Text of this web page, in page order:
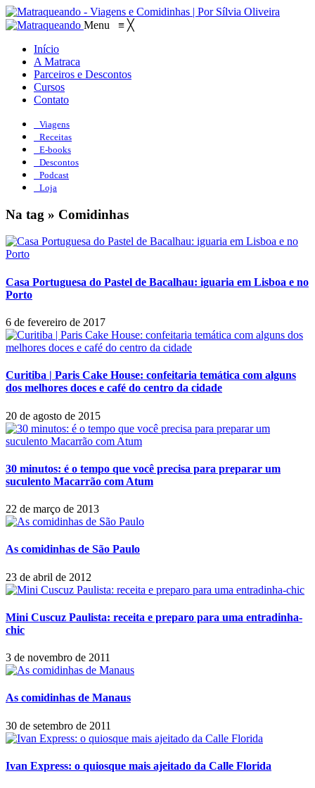
Menu ≡ ╳
Início
A Matraca
Parceiros e Descontos
Cursos
Contato
Viagens
Receitas
E-books
Descontos
Podcast
Loja
Na tag » Comidinhas
Casa Portuguesa do Pastel de Bacalhau: iguaria em Lisboa e no
Porto
6 de fevereiro de 2017
Curitiba | Paris Cake House: confeitaria temática com alguns
dos melhores doces e café do centro da cidade
20 de agosto de 2015
30 minutos: é o tempo que você precisa para preparar um
suculento Macarrão com Atum
22 de março de 2013
As comidinhas de São Paulo
23 de abril de 2012
Mini Cuscuz Paulista: receita e preparo para uma entradinha-
chic
3 de novembro de 2011
As comidinhas de Manaus
30 de setembro de 2011
Ivan Express: o quiosque mais ajeitado da Calle Florida